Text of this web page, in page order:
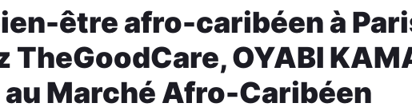
être afro-caribéen à
TheGoodCare, OYABI
au Marché Afro-Caribéen